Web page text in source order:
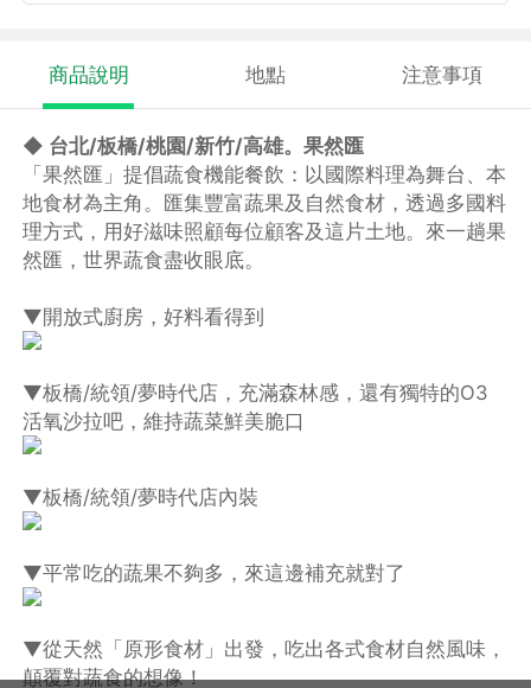
商品說明 地點 注意事項
◆ 台北/板橋/桃園/新竹/高雄。果然匯
「果然匯」提倡蔬食機能餐飲：以國際料理為舞台、本
地食材為主角。匯集豐富蔬果及自然食材，透過多國料
理方式，用好滋味照顧每位顧客及這片土地。來一趟果
然匯，世界蔬食盡收眼底。
▼開放式廚房，好料看得到
▼板橋/統領/夢時代店，充滿森林感，還有獨特的O3
活氧沙拉吧，維持蔬菜鮮美脆口
▼板橋/統領/夢時代店內裝
▼平常吃的蔬果不夠多，來這邊補充就對了
▼從天然「原形食材」出發，吃出各式食材自然風味，
顛覆對蔬食的想像！